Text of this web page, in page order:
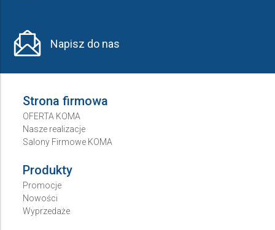
Napisz do nas
Strona firmowa
OFERTA KOMA
Nasze realizacje
Salony Firmowe KOMA
Produkty
Promocje
Nowości
Wyprzedaże